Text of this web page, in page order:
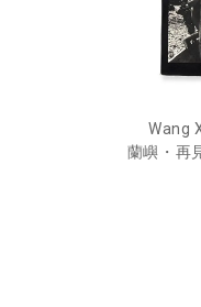
Wang
蘭嶼・再